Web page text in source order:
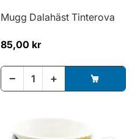
Mugg Dalahäst Tinterova
85,00 kr
− +